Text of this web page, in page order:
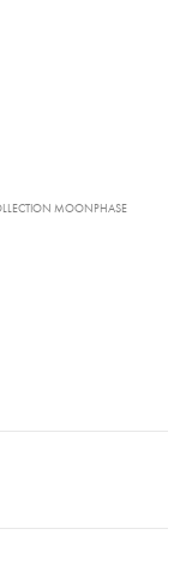
MOONPHASE